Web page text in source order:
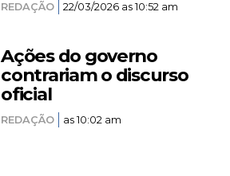
REDAÇÃO 22/03/2026 as 10:52 am
Ações do governo
contrariam o discurso
oficial
REDAÇÃO as 10:02 am